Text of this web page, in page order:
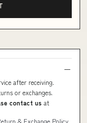
after receiving.
or exchanges.
contact us at